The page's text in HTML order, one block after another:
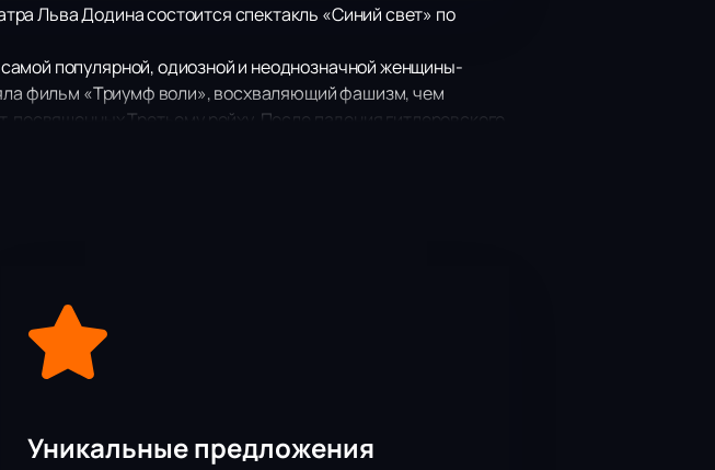
Льва Додина состоится спектакль «Синий свет» по
популярной, одиозной и неоднозначной женщины-
фильм «Триумф воли», восхваляющий фашизм, чем
Третьему рейху. После падения гитлеровского
что ее работы носят пропагандистский характер. Из-за
на земле целый век.
Уникальные предложения